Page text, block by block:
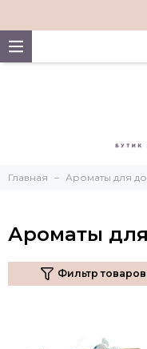
Главная Ароматы для
Ароматы
Фильтр товаров